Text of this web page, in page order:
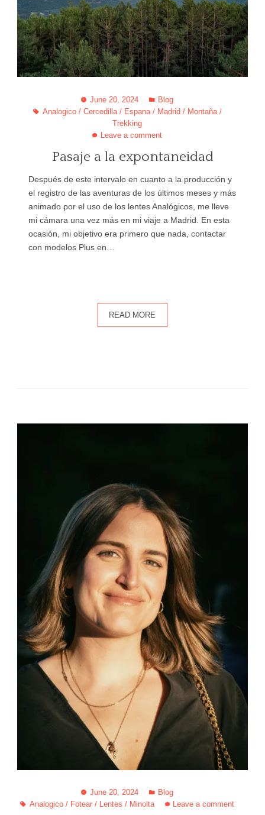
June 20, 2024
Blog
Analogico/ Cercedilla/ Espana/ Madrid / Montaña/
Trekking
Leave a comment
Pasaje a la expontaneidad
Después de este intervalo en cuanto a la producción y
el registro de las aventuras de los últimos meses y más
animado por el uso de los lentes Analógicos, me lleve
mi cámara una vez más en mi viaje a Madrid. En esta
ocasión, mi objetivo era primero que nada, contactar
con modelos Plus en…
READ MORE
June 20, 2024
Blog
Analogico/ Fotear/ Lentes / Minolta Leave a comment